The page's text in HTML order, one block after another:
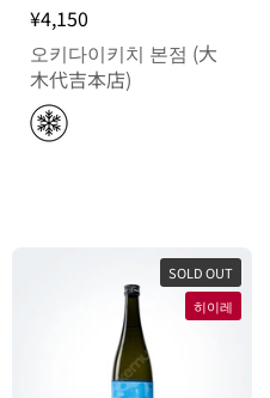
¥4,150
오키다이키치 본점 (大
木代吉本店)
SOLD OUT
히이레